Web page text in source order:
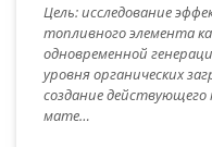
Цель: исследование
топливного элемента
одновременной
уровня органических
создание
мате…